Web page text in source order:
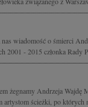
nas wiadomość o śmierci
2001 - 2015 członka Rady
żegnamy Andrzeja
artystom ścieżki, po których